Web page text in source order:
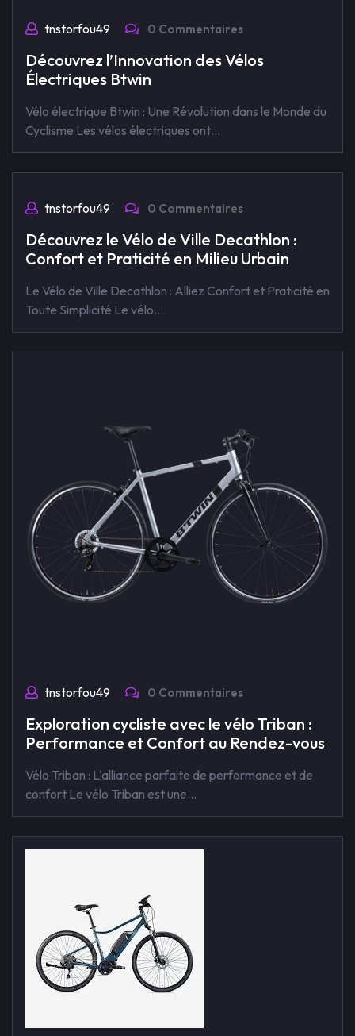
tnstorfou49 0 Commentaires
Découvrez l’Innovation des Vélos
Électriques Btwin
Vélo électrique Btwin : Une Révolution dans le Monde du
Cyclisme Les vélos électriques ont…
tnstorfou49 0 Commentaires
Découvrez le Vélo de Ville Decathlon :
Confort et Praticité en Milieu Urbain
Le Vélo de Ville Decathlon : Alliez Confort et Praticité en
Toute Simplicité Le vélo…
tnstorfou49 0 Commentaires
Exploration cycliste avec le vélo Triban :
Performance et Confort au Rendez-vous
Vélo Triban : L'alliance parfaite de performance et de
confort Le vélo Triban est une…